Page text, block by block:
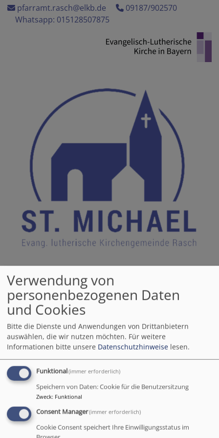
Direkt
zum
pfarramt.rasch@elkb.de
09187/902570
Whatsapp: 015128507875
Evang.-Luth. Kirchengemeinde Rasch
Mit den Ortschaften Gnadenberg, Gspannberg, Haslach, Irleshof, Kettenbach,
Kleinvoggenhof Oberölsbach, Reichenholz, Rührersberg, Unterölsbach,
Dörlbach, Großvoggenhof, Grub, Osterhof, Peunting, Schwarzenbach, Westhaid
Hauptnavigation
Verwendung von
personenbezogenen Daten
und Cookies
Bitte die Dienste und Anwendungen von Drittanbietern
auswählen, die wir nutzen möchten. Für weitere
Informationen bitte unsere Datenschutzhinweise lesen.
Funktional(immer erforderlich)
Speichern von Daten: Cookie für die Benutzersitzung
Zweck: Funktional
Consent Manager(immer erforderlich)
Cookie Consent speichert Ihre Einwilligungsstatus im